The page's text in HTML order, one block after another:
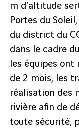
m d’altitude
Portes du
du district du
dans le cadre
les équipes ont
de 2 mois, les
réalisation des
rivière afin de
toute sécurité,